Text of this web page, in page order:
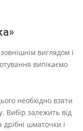
виглядом і
випікаємо
необхідно взяти
Вибір залежить від
шматочки і